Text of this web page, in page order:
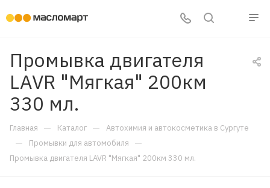
Промывка двигателя
LAVR "Мягкая" 200км
330 мл.
Главная — Каталог — Автохимия и автокосметика в Сургуте
— Промывки для автомобиля —
Промывка двигателя LAVR "Мягкая" 200км 330 мл.